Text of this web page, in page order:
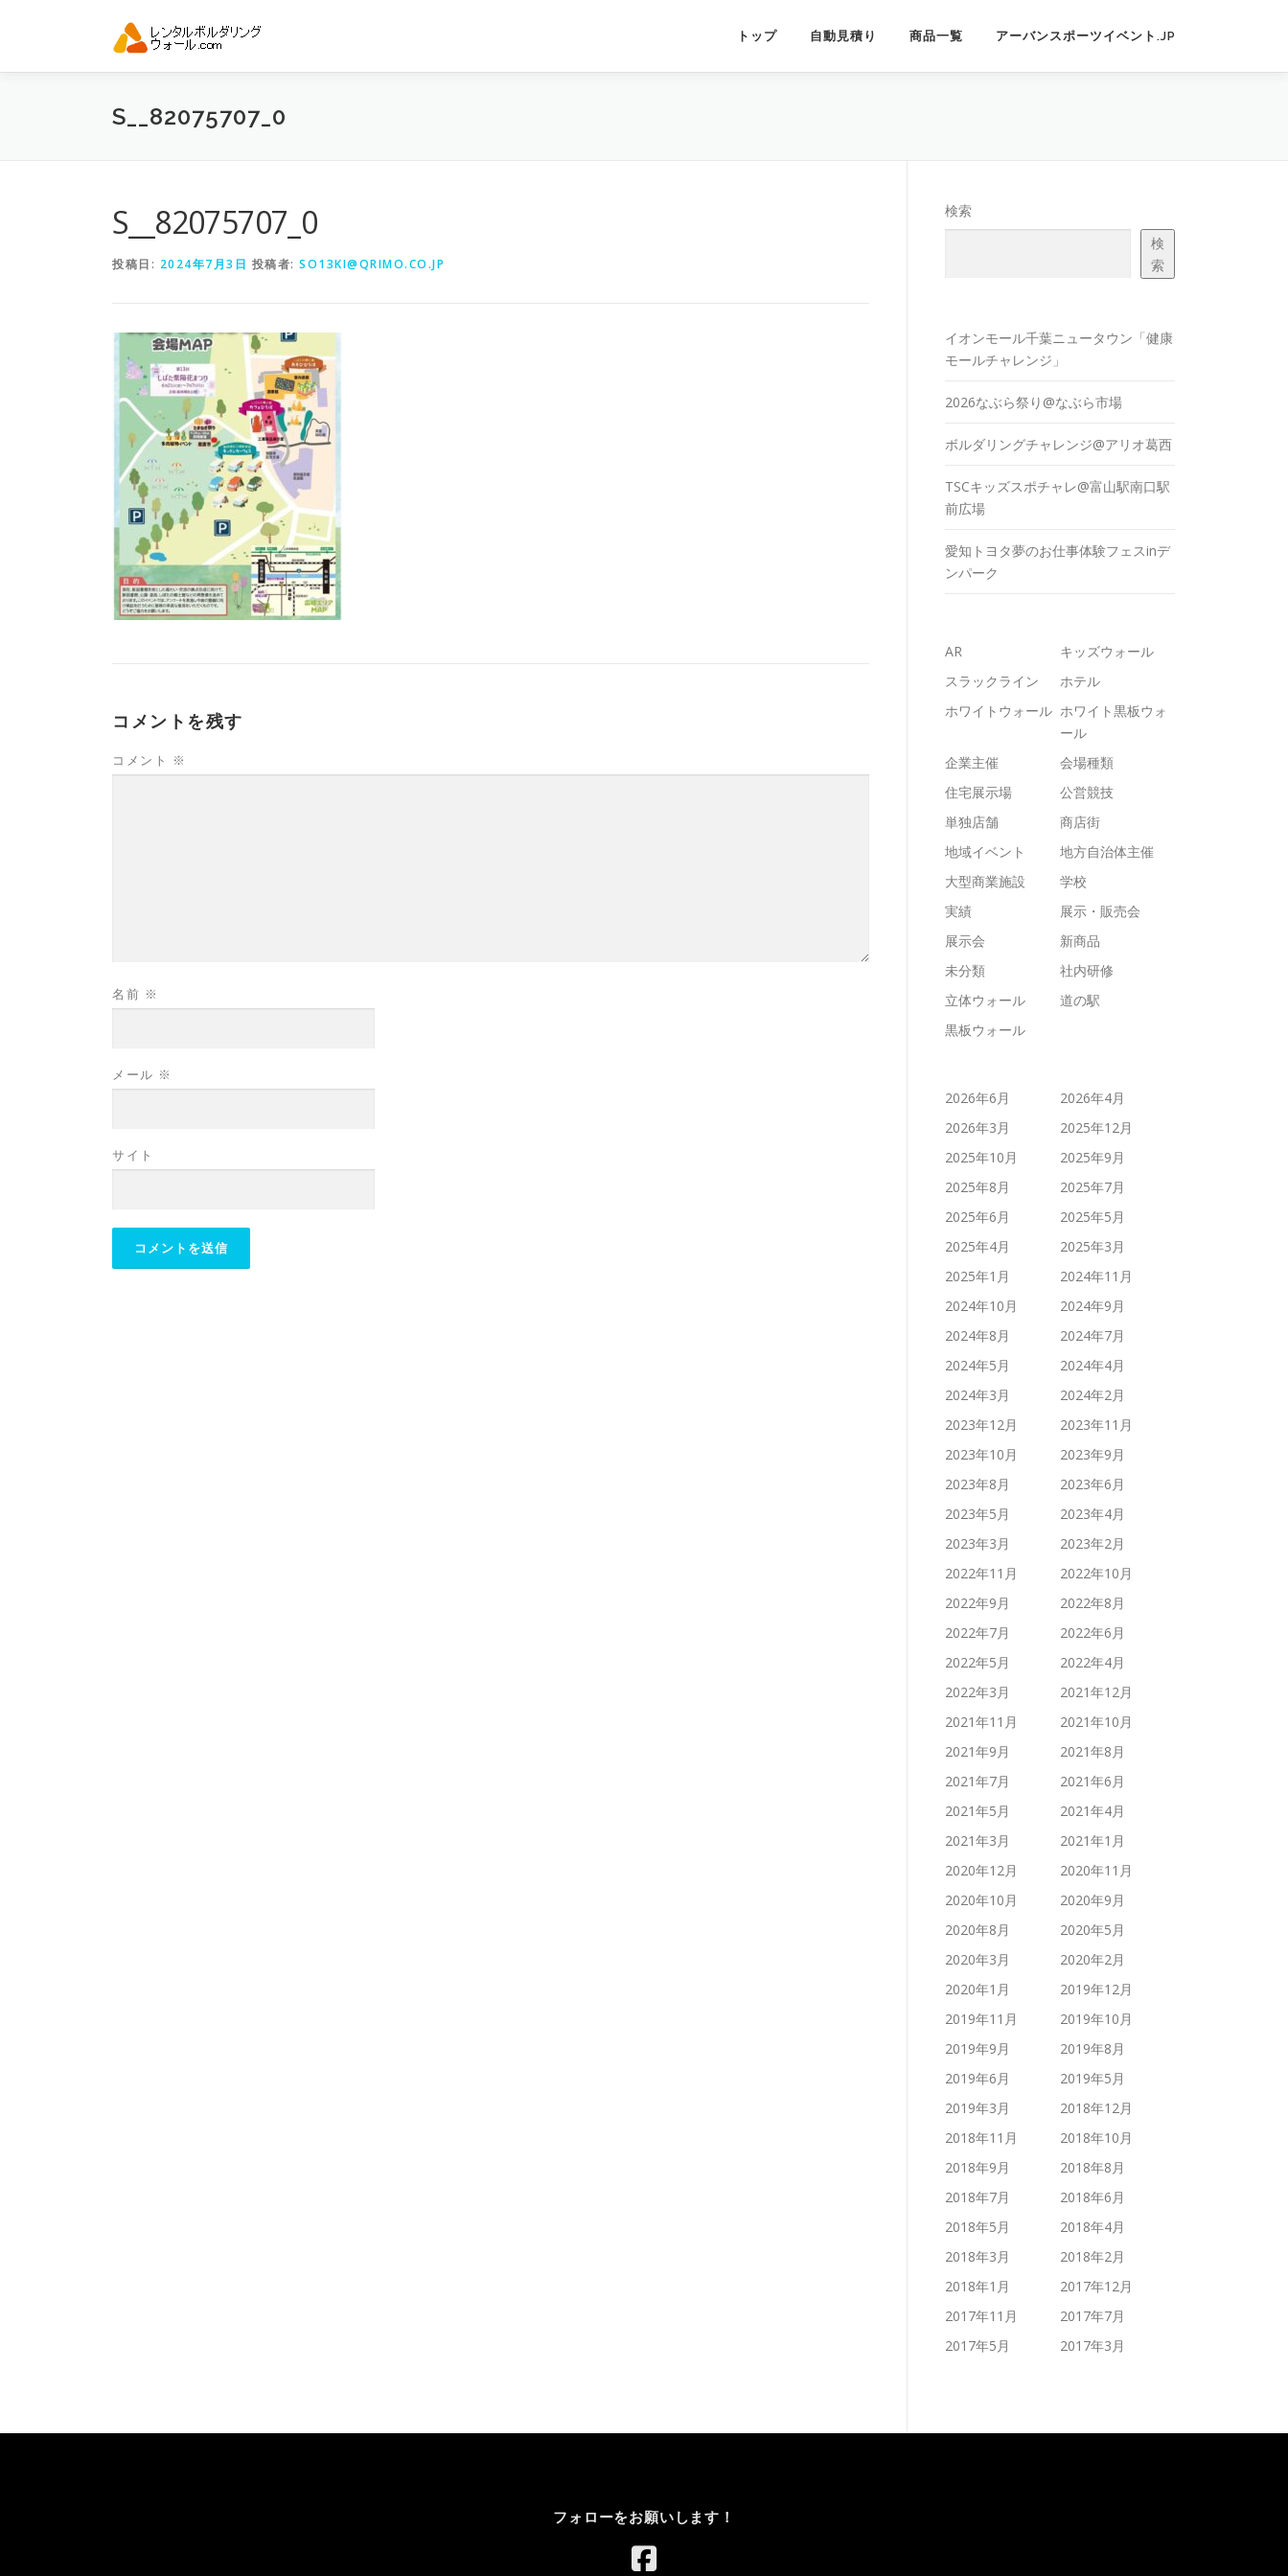
ン
トップ 自動見積り 商品一覧 アーバンスポーツイベント.JP
S__82075707_0
S__82075707_0
投稿日: 2024年7月3日 投稿者: SO13KI@QRIMO.CO.JP
コメントを残す
コメント ※
名前 ※
メール ※
サイト
検索
検
索
イオンモール千葉ニュータウン「健康
モールチャレンジ」
2026なぶら祭り@なぶら市場
ボルダリングチャレンジ@アリオ葛西
TSCキッズスポチャレ@富山駅南口駅
前広場
愛知トヨタ夢のお仕事体験フェスinデ
ンパーク
AR
キッズウォール
スラックライン
ホテル
ホワイトウォール ホワイト黒板ウォ
ール
企業主催
会場種類
住宅展示場
公営競技
単独店舗
商店街
地域イベント
地方自治体主催
大型商業施設
学校
実績
展示・販売会
展示会
新商品
未分類
社内研修
立体ウォール
道の駅
黒板ウォール
2026年6月
2026年4月
2026年3月
2025年12月
2025年10月
2025年9月
2025年8月
2025年7月
2025年6月
2025年5月
2025年4月
2025年3月
2025年1月
2024年11月
2024年10月
2024年9月
2024年8月
2024年7月
2024年5月
2024年4月
2024年3月
2024年2月
2023年12月
2023年11月
2023年10月
2023年9月
2023年8月
2023年6月
2023年5月
2023年4月
2023年3月
2023年2月
2022年11月
2022年10月
2022年9月
2022年8月
2022年7月
2022年6月
2022年5月
2022年4月
2022年3月
2021年12月
2021年11月
2021年10月
2021年9月
2021年8月
2021年7月
2021年6月
2021年5月
2021年4月
2021年3月
2021年1月
2020年12月
2020年11月
2020年10月
2020年9月
2020年8月
2020年5月
2020年3月
2020年2月
2020年1月
2019年12月
2019年11月
2019年10月
2019年9月
2019年8月
2019年6月
2019年5月
2019年3月
2018年12月
2018年11月
2018年10月
2018年9月
2018年8月
2018年7月
2018年6月
2018年5月
2018年4月
2018年3月
2018年2月
2018年1月
2017年12月
2017年11月
2017年7月
2017年5月
2017年3月
フォローをお願いします！